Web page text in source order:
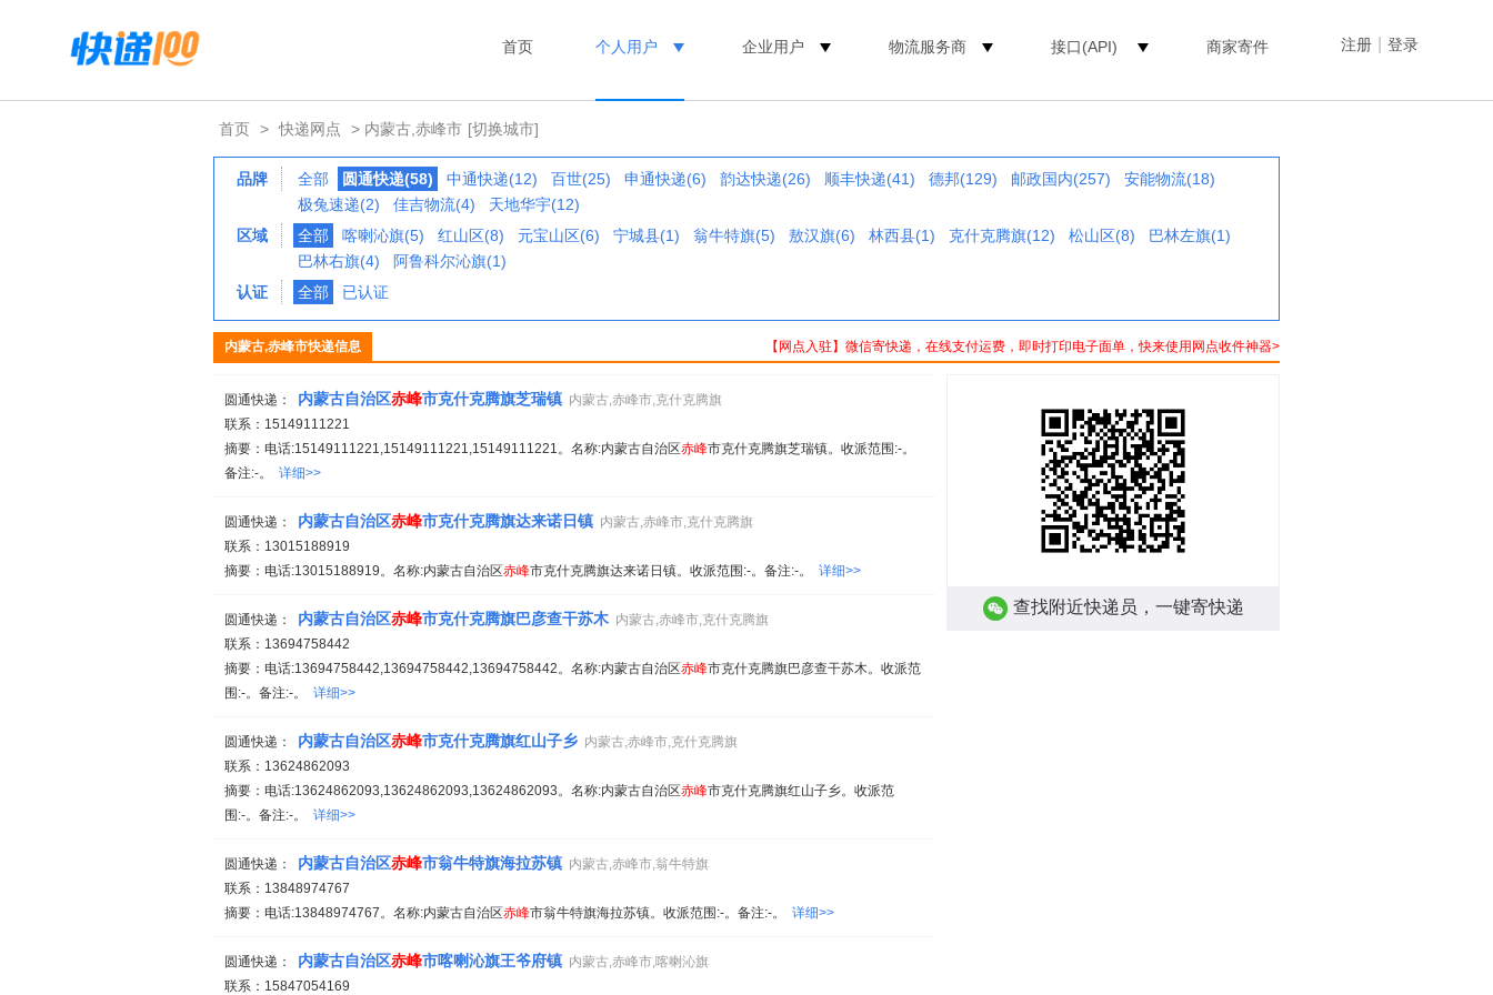
注册 登录
首页 个人用户 企业用户 物流服务商 接口(API) 商家寄件
首页 > 快递网点 > 内蒙古,赤峰市 [切换城市]
品牌 全部 圆通快递(58) 中通快递(12) 百世(25) 申通快递(6) 韵达快递(26) 顺丰快递(41) 德邦(129) 邮政国内(257)
安能物流(18)
极兔速递(2)
佳吉物流(4)
天地华宇(12)
区域
全部 喀喇沁旗(5) 红山区(8) 元宝山区(6) 宁城县(1) 翁牛特旗(5) 敖汉旗(6) 林西县(1) 克什克腾旗(12) 松山区(8)
巴林左旗(1)
巴林右旗(4)
阿鲁科尔沁旗(1)
认证
全部 已认证
【网点入驻】微信寄快递，在线支付运费，即时打印电子面单，快来使用网点收件神器>
内蒙古,赤峰市快递信息
圆通快递： 内蒙古自治区赤峰市克什克腾旗芝瑞镇 内蒙古,赤峰市,克什克腾旗
联系：15149111221
摘要：电话:15149111221,15149111221,15149111221。名称:内蒙古自治区赤峰市克什克腾旗芝瑞镇。收派范围:-。
备注:-。 详细>>
圆通快递： 内蒙古自治区赤峰市克什克腾旗达来诺日镇 内蒙古,赤峰市,克什克腾旗
联系：13015188919
摘要：电话:13015188919。名称:内蒙古自治区赤峰市克什克腾旗达来诺日镇。收派范围:-。备注:-。 详细>>
圆通快递： 内蒙古自治区赤峰市克什克腾旗巴彦查干苏木 内蒙古,赤峰市,克什克腾旗
联系：13694758442
摘要：电话:13694758442,13694758442,13694758442。名称:内蒙古自治区赤峰市克什克腾旗巴彦查干苏木。收派范
围:-。备注:-。 详细>>
圆通快递： 内蒙古自治区赤峰市克什克腾旗红山子乡 内蒙古,赤峰市,克什克腾旗
联系：13624862093
摘要：电话:13624862093,13624862093,13624862093。名称:内蒙古自治区赤峰市克什克腾旗红山子乡。收派范
围:-。备注:-。 详细>>
圆通快递： 内蒙古自治区赤峰市翁牛特旗海拉苏镇 内蒙古,赤峰市,翁牛特旗
联系：13848974767
摘要：电话:13848974767。名称:内蒙古自治区赤峰市翁牛特旗海拉苏镇。收派范围:-。备注:-。 详细>>
圆通快递： 内蒙古自治区赤峰市喀喇沁旗王爷府镇 内蒙古,赤峰市,喀喇沁旗
联系：15847054169
查找附近快递员，一键寄快递